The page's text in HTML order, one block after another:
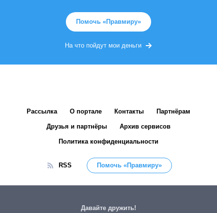
Помочь «Правмиру»
На что пойдут мои деньги
Рассылка О портале Контакты Партнёрам
Друзья и партнёры Архив сервисов
Политика конфиденциальности
RSS Помочь «Правмиру»
Давайте дружить!